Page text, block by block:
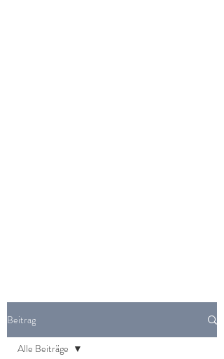
Beitrag
Alle Beiträge